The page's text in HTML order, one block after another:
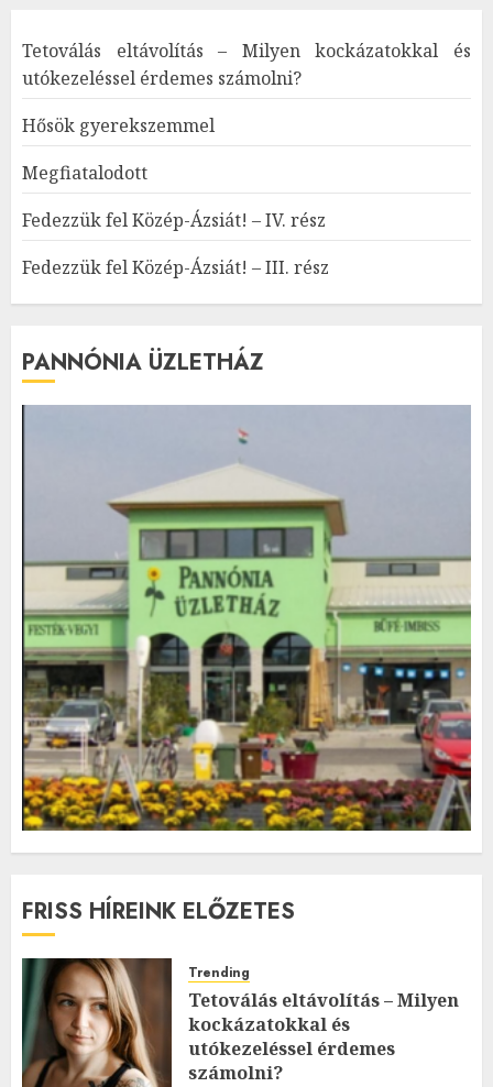
Tetoválás eltávolítás – Milyen kockázatokkal és
utókezeléssel érdemes számolni?
Hősök gyerekszemmel
Megfiatalodott
Fedezzük fel Közép-Ázsiát! – IV. rész
Fedezzük fel Közép-Ázsiát! – III. rész
PANNÓNIA ÜZLETHÁZ
FRISS HÍREINK ELŐZETES
Trending
Tetoválás eltávolítás – Milyen
kockázatokkal és
utókezeléssel érdemes
számolni?